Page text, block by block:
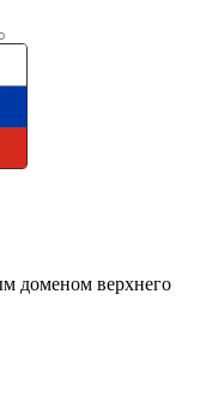
доменом верхнего